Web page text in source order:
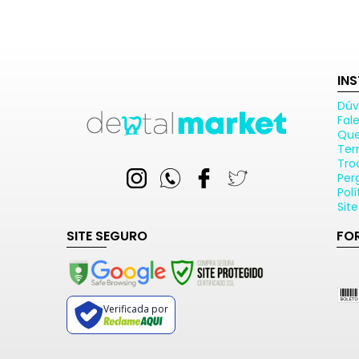
SITE SEGURO
Verificada por